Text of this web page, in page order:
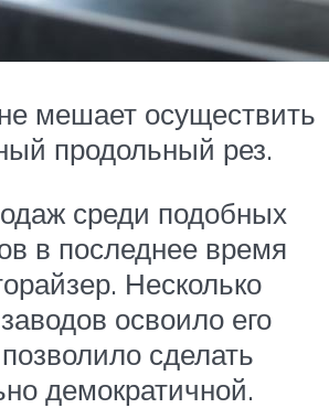
мешает осуществить
продольный рез.
среди подобных
в последнее время
Несколько
освоило его
сделать
демократичной.